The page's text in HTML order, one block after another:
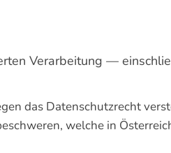
Verarbeitung —
das Datenschutzrecht
welche in